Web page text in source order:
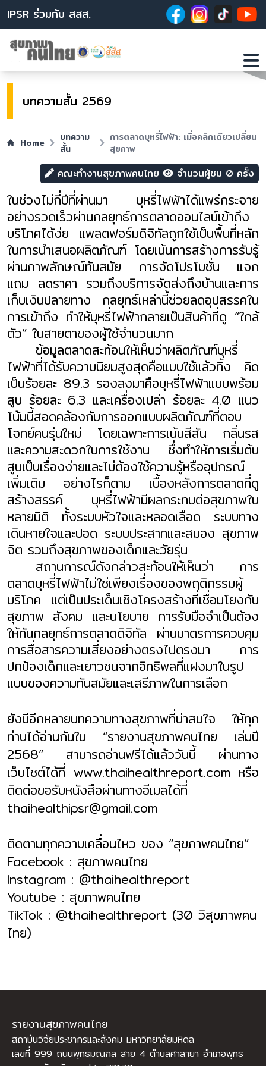
IPSR ร่วมกับ สสส.
บทความสั้น 2569
Home
บทความ
สั้น
การตลาดบุหรี่ไฟฟ้า: เมื่อคลิกเดียวเปลี่ยน
สุขภาพ
คณะทำงานสุขภาพคนไทย จำนวนผู้ชม 0 ครั้ง
ในช่วงไม่กี่ปีที่ผ่านมา บุหรี่ไฟฟ้าได้แพร่กระจาย
อย่างรวดเร็วผ่านกลยุทธ์การตลาดออนไลน์เข้าถึง
บริโภคได้ง่ย แพลตฟอร์มดิจิทัลถูกใช้เป็นพื้นที่หลัก
ในการนำเสนอผลิตภัณฑ์ โดยเน้นการสร้างการรับรู้
ผ่านภาพลักษณ์ทันสมัย การจัดโปรโมชั่น แจก
แถม ลดราคา รวมถึงบริการจัดส่งถึงบ้านและการ
เก็บเงินปลายทาง กลยุทธ์เหล่านี้ช่วยลดอุปสรรคใน
การเข้าถึง ทำให้บุหรี่ไฟฟ้ากลายเป็นสินค้าที่ดู “ใกล้
ตัว” ในสายตาของผู้ใช้จำนวนมาก
ข้อมูลตลาดสะท้อนให้เห็นว่าผลิตภัณฑ์บุหรี่
ไฟฟ้าที่ได้รับความนิยมสูงสุดคือแบบใช้แล้วทิ้ง คิด
เป็นร้อยละ 89.3 รองลงมาคือบุหรี่ไฟฟ้าแบบพร้อม
สูบ ร้อยละ 6.3 และเครื่องเปล่า ร้อยละ 4.0 แนว
โน้มนี้สอดคล้องกับการออกแบบผลิตภัณฑ์ที่ตอบ
โจทย์คนรุ่นใหม่ โดยเฉพาะการเน้นสีสัน กลิ่นรส
และความสะดวกในการใช้งาน ซึ่งทำให้การเริ่มต้น
สูบเป็นเรื่องง่ายและไม่ต้องใช้ความรู้หรืออุปกรณ์
เพิ่มเติม อย่างไรก็ตาม เบื้องหลังการตลาดที่ดู
สร้างสรรค์ บุหรี่ไฟฟ้ามีผลกระทบต่อสุขภาพใน
หลายมิติ ทั้งระบบหัวใจและหลอดเลือด ระบบทาง
เดินหายใจและปอด ระบบประสาทและสมอง สุขภาพ
จิต รวมถึงสุขภาพของเด็กและวัยรุ่น
สถานการณ์ดังกล่าวสะท้อนให้เห็นว่า การ
ตลาดบุหรี่ไฟฟ้าไม่ใช่เพียงเรื่องของพฤติกรรมผู้
บริโภค แต่เป็นประเด็นเชิงโครงสร้างที่เชื่อมโยงกับ
สุขภาพ สังคม และนโยบาย การรับมือจำเป็นต้อง
ให้ทันกลยุทธ์การตลาดดิจิทัล ผ่านมาตรการควบคุม
การสื่อสารความเสี่ยงอย่างตรงไปตรงมา การ
ปกป้องเด็กและเยาวชนจากอิทธิพลที่แฝงมาในรูป
แบบของความทันสมัยและเสรีภาพในการเลือก
ยังมีอีกหลายบทความทางสุขภาพที่น่าสนใจ ให้ทุก
ท่านได้อ่านกันใน “รายงานสุขภาพคนไทย เล่มปี
2568” สามารถอ่านฟรีได้แล้ววันนี้ ผ่านทาง
เว็บไซต์ได้ที่ www.thaihealthreport.com หรือ
ติดต่อขอรับหนังสือผ่านทางอีเมลได้ที่
thaihealthipsr@gmail.com
ติดตามทุกความเคลื่อนไหว ของ “สุขภาพคนไทย”
Facebook : สุขภาพคนไทย
Instagram : @thaihealthreport
Youtube : สุขภาพคนไทย
TikTok : @thaihealthreport (30 วิสุขภาพคน
ไทย)
รายงานสุขภาพคนไทย
สถาบันวิจัยประชากรและสังคม มหาวิทยาลัยมหิดล
เลขที่ 999 ถนนพุทธมณฑล สาย 4 ตำบลศาลายา อำเภอพุทธ